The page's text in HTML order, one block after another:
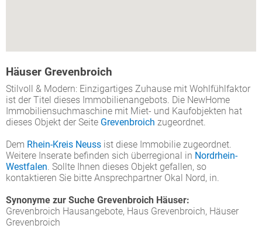
Häuser Grevenbroich
Stilvoll & Modern: Einzigartiges Zuhause mit Wohlfühlfaktor
ist der Titel dieses Immobilienangebots. Die NewHome
Immobiliensuchmaschine mit Miet- und Kaufobjekten hat
dieses Objekt der Seite Grevenbroich zugeordnet.
Dem Rhein-Kreis Neuss ist diese Immobilie zugeordnet.
Weitere Inserate befinden sich überregional in Nordrhein-
Westfalen . Sollte Ihnen dieses Objekt gefallen, so
kontaktieren Sie bitte Ansprechpartner Okal Nord, in.
Synonyme zur Suche Grevenbroich Häuser:
Grevenbroich Hausangebote, Haus Grevenbroich, Häuser
Grevenbroich